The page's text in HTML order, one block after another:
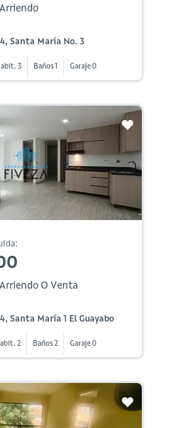
Santa María No. 3
3 Baños 1 Garaje 0
O Venta
Santa María 1 El Guayabo
2 Baños 2 Garaje 0